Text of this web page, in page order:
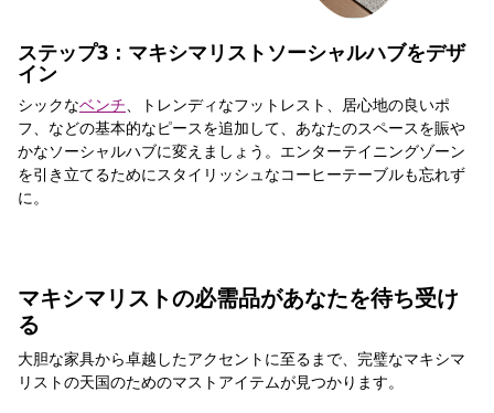
ステップ3：マキシマリストソーシャルハブをデザ
イン
シックなベンチ 、トレンディなフットレスト、居心地の良いポ
フ、などの基本的なピースを追加して、あなたのスペースを賑や
かなソーシャルハブに変えましょう。エンターテイニングゾーン
を引き立てるためにスタイリッシュなコーヒーテーブルも忘れず
に。
マキシマリストの必需品があなたを待ち受け
る
大胆な家具から卓越したアクセントに至るまで、完璧なマキシマ
リストの天国のためのマストアイテムが見つかります。